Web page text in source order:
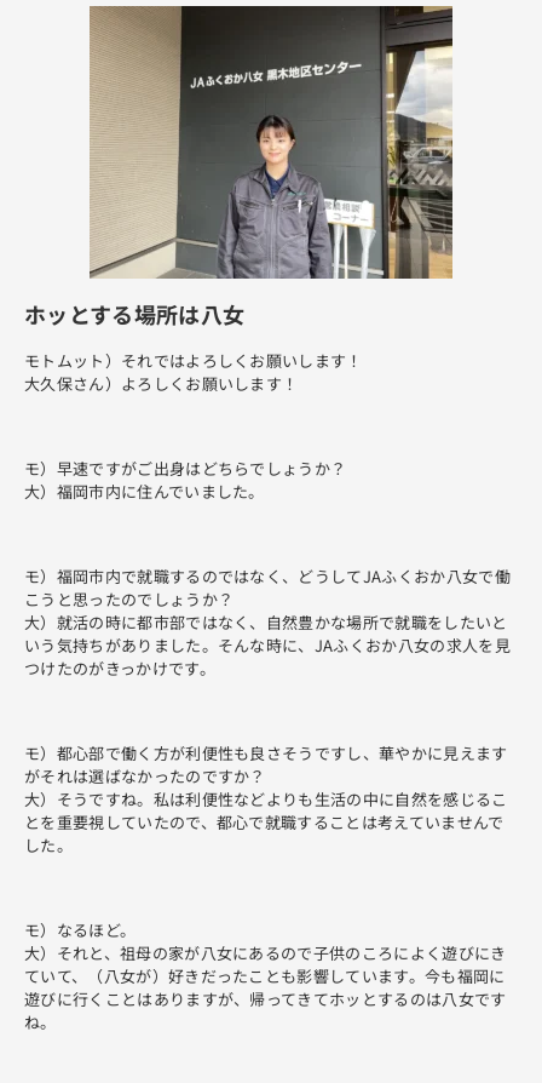
ホッとする場所は八女
モトムット）それではよろしくお願いします！
大久保さん）よろしくお願いします！
モ）早速ですがご出身はどちらでしょうか？
大）福岡市内に住んでいました。
モ）福岡市内で就職するのではなく、どうしてJAふくおか八女で働
こうと思ったのでしょうか？
大）就活の時に都市部ではなく、自然豊かな場所で就職をしたいと
いう気持ちがありました。そんな時に、JAふくおか八女の求人を見
つけたのがきっかけです。
モ）都心部で働く方が利便性も良さそうですし、華やかに見えます
がそれは選ばなかったのですか？
大）そうですね。私は利便性などよりも生活の中に自然を感じるこ
とを重要視していたので、都心で就職することは考えていませんで
した。
モ）なるほど。
大）それと、祖母の家が八女にあるので子供のころによく遊びにき
ていて、（八女が）好きだったことも影響しています。今も福岡に
遊びに行くことはありますが、帰ってきてホッとするのは八女です
ね。